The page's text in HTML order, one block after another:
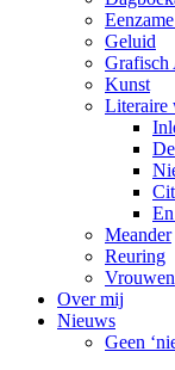
Geluid
Grafisch
Kunst
Literaire
Meander
Reuring
Vrouwen
Over mij
Nieuws
Geen